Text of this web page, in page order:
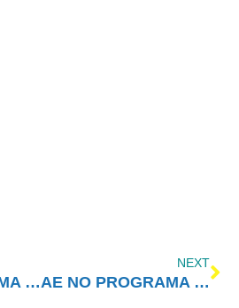
AE NO PROGRAMA VIDA MELHOR: Amor-Exigente para problemas comportamentais
NEXT
AE NO PROGRAMA VIDA MELHOR: Recuperação é possível!